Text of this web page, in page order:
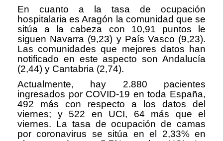
En cuanto a la tasa de ocupación
hospitalaria es Aragón la comunidad que se
sitúa a la cabeza con 10,91 puntos le
siguen Navarra (9,23) y País Vasco (9,23).
Las comunidades que mejores datos han
notificado en este aspecto son Andalucía
(2,44) y Cantabria (2,74).
Actualmente, hay 2.880 pacientes
ingresados por COVID-19 en toda España,
492 más con respecto a los datos del
viernes; y 522 en UCI, 64 más que el
viernes. La tasa de ocupación de camas
por coronavirus se sitúa en el 2,33% en